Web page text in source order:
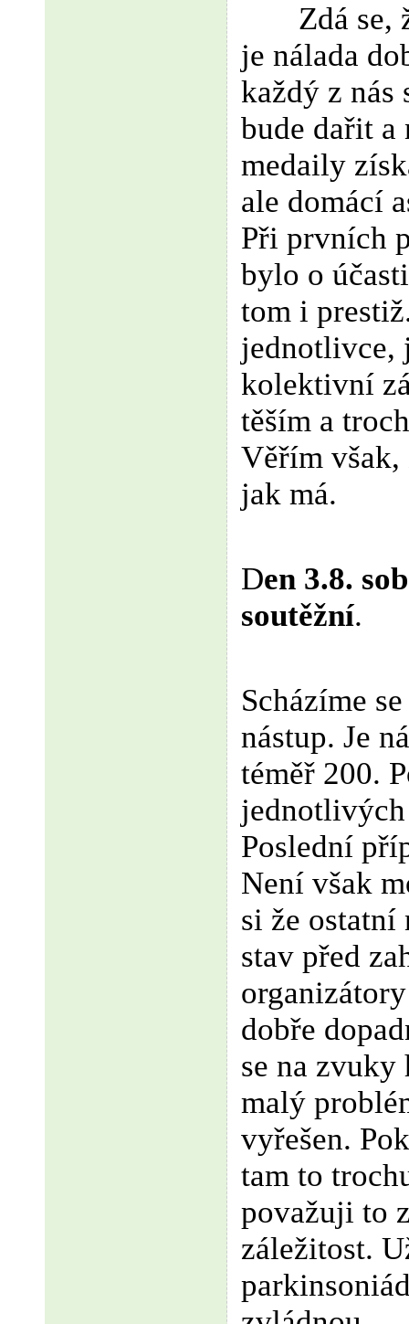
Zdá se,
je nálada
každý z nás
bude dařit a
medaily
ale domácí
Při prvních
bylo o
tom i
jednotlivce,
kolektivní
těším a
Věřím však,
jak má.
Den 3.8.
soutěžní.
Scházíme
nástup. Je
téměř 200.
Poslední
Není však
si že
stav před
dobře
se na
malý
vyřešen.
tam to
považuji to
záležitost.